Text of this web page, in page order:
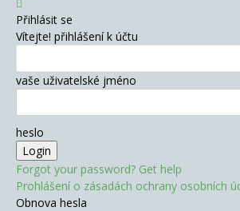
Přihlásit se
Vítejte! přihlášení k účtu
vaše uživatelské jméno
heslo
Forgot your password? Get help
Prohlášení o zásadách ochrany osobních
Obnova hesla